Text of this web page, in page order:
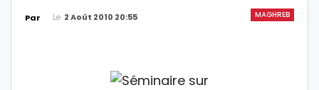
MAGHREB
Par Le 2 Août 2010 20:55